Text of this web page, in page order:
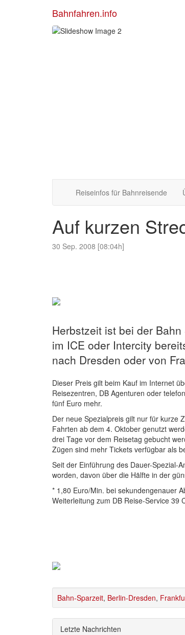
Bahnfahren.info
Reiseinfos für Bahnreisende
Auf kurzen
30 Sep. 2008 [08:04h]
Herbstzeit ist bei der
im ICE oder Intercity
nach Dresden oder von
Dieser Preis gilt beim Kauf im Internet
Reisezentren, DB Agenturen oder
fünf Euro mehr.
Der neue Spezialpreis gilt nur für kurze
Fahrten ab dem 4. Oktober genutzt
drei Tage vor dem Reisetag gebucht
Zügen sind mehr Tickets verfügbar als
Seit der Einführung des Dauer-Spezial-
worden, davon über die Hälfte in der
* 1,80 Euro/Min. bei sekundengenauer
Weiterleitung zum DB Reise-Service 39
Bahn-Sparzeit, Berlin-Dresden,
Letzte Nachrichten